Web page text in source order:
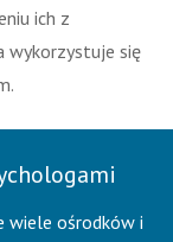
ich z
wykorzystuje się
wiele ośrodków i